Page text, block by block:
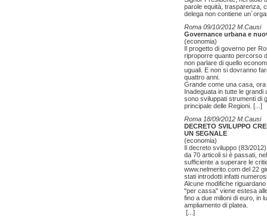
parole equità, trasparenza,
delega non contiene
Roma 09/10/2012 M.Causi
Governance urbana e
(economia)
Il progetto di governo per
riproporre quanto percorso
non parlare di quello
uguali. E non si dovranno
quattro anni.
Grande come una casa,
Inadeguata in tutte le grandi
sono sviluppati strumenti di
principale delle Regioni. [...]
Roma 18/09/2012 M.Causi
DECRETO SVILUPPO
UN SEGNALE
(economia)
Il decreto sviluppo (83/
da 70 articoli si è passati,
sufficiente a superare le
www.nelmerito.com del 22
stati introdotti infatti
Alcune modifiche
"per cassa" viene estesa
fino a due milioni di euro, in
ampliamento di platea.
[...]